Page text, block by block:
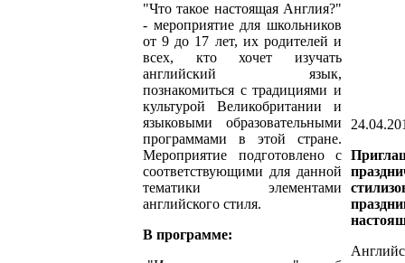
"Что такое настоящая Англия?"
- мероприятие для школьников
от 9 до 17 лет, их родителей и
всех, кто хочет изучать
английский язык,
познакомиться с традициями и
культурой Великобритании и
языковыми образовательными
программами в этой стране.
Мероприятие подготовлено с
соответствующими для данной
тематики элементами
английского стиля.
В программе: